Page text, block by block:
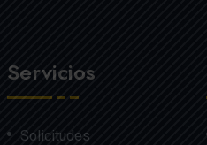
Servicios
Solicitudes